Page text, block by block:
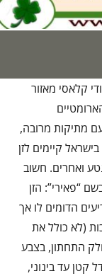
קלאסי מאזור
מתיקות מרובה,
קיימים לזן
ואחרים. חשוב
“פאירי”: הזן
הדומים לו אך
(לא כולל את
התחתון, בצבע
קטן עד בינוני,